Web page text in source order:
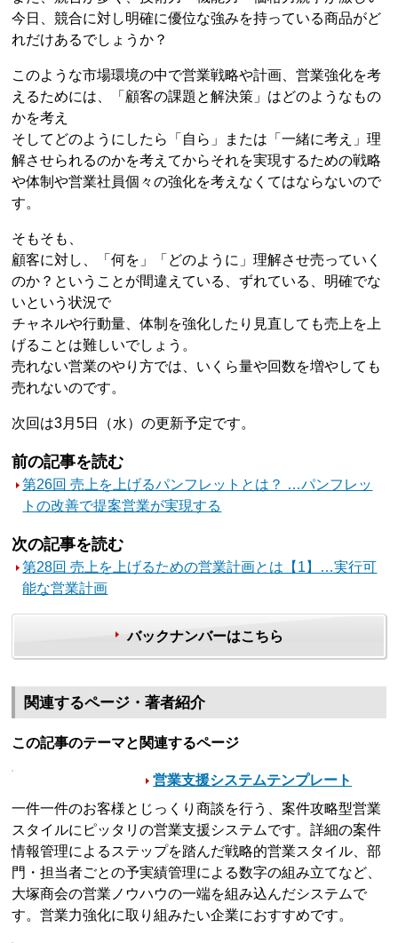
今日、競合に対し明確に優位な強みを持っている商品がど
れだけあるでしょうか？
このような市場環境の中で営業戦略や計画、営業強化を考
えるためには、「顧客の課題と解決策」はどのようなもの
かを考え
そしてどのようにしたら「自ら」または「一緒に考え」理
解させられるのかを考えてからそれを実現するための戦略
や体制や営業社員個々の強化を考えなくてはならないので
す。
そもそも、
顧客に対し、「何を」「どのように」理解させ売っていく
のか？ということが間違えている、ずれている、明確でな
いという状況で
チャネルや行動量、体制を強化したり見直しても売上を上
げることは難しいでしょう。
売れない営業のやり方では、いくら量や回数を増やしても
売れないのです。
次回は3月5日（水）の更新予定です。
前の記事を読む
第26回 売上を上げるパンフレットとは？ …パンフレッ
トの改善で提案営業が実現する
次の記事を読む
第28回 売上を上げるための営業計画とは【1】…実行可
能な営業計画
バックナンバーはこちら
関連するページ・著者紹介
この記事のテーマと関連するページ
営業支援システムテンプレート
一件一件のお客様とじっくり商談を行う、案件攻略型営業
スタイルにピッタリの営業支援システムです。詳細の案件
情報管理によるステップを踏んだ戦略的営業スタイル、部
門・担当者ごとの予実績管理による数字の組み立てなど、
大塚商会の営業ノウハウの一端を組み込んだシステムで
す。営業力強化に取り組みたい企業におすすめです。